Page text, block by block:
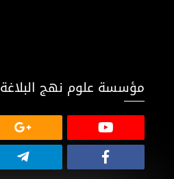
مؤسسة علوم نهج البلاغة